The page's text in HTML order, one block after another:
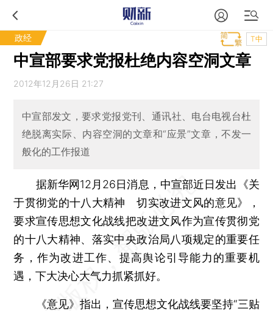
政经 T中
中宣部要求党报杜绝内容空洞文章
2012年12月26日 21:27
中宣部发文，要求党报党刊、通讯社、电台电视台杜
绝脱离实际、内容空洞的文章和“应景”文章，不发一
般化的工作报道
据新华网12月26日消息，中宣部近日发出《关
于贯彻党的十八大精神 切实改进文风的意见》，
要求宣传思想文化战线把改进文风作为宣传贯彻党
的十八大精神、落实中央政治局八项规定的重要任
务，作为改进工作、提高舆论引导能力的重要机
遇，下大决心大气力抓紧抓好。
《意见》指出，宣传思想文化战线要坚持“三贴